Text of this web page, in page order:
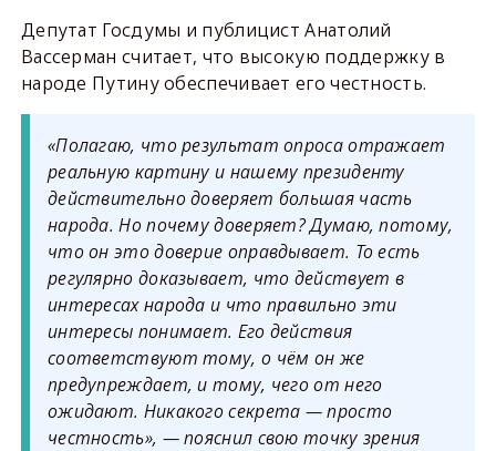
Депутат Госдумы и публицист Анатолий
Вассерман считает, что высокую поддержку в
народе Путину обеспечивает его честность.
«Полагаю, что результат опроса отражает
реальную картину и нашему президенту
действительно доверяет большая часть
народа. Но почему доверяет? Думаю, потому,
что он это доверие оправдывает. То есть
регулярно доказывает, что действует в
интересах народа и что правильно эти
интересы понимает. Его действия
соответствуют тому, о чём он же
предупреждает, и тому, чего от него
ожидают. Никакого секрета —просто
честность», — пояснил свою точку зрения